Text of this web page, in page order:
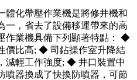
體化帶壓作業機是將修井機和
一，省去了設備移運帶來的高
作業機具備下列顯著特點： ◆
價比高; ◆ 司鉆操作室升降結
減輕工作強度; ◆ 井口裝置中
噴器換成了快換防噴器，可節